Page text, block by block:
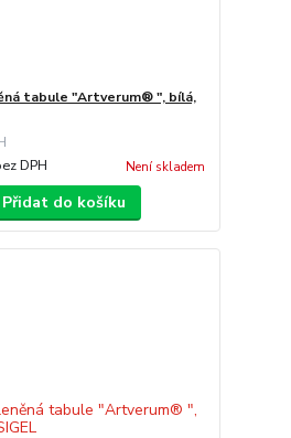
tabule "Artverum® ", bílá,
DPH Není skladem
Přidat do košíku